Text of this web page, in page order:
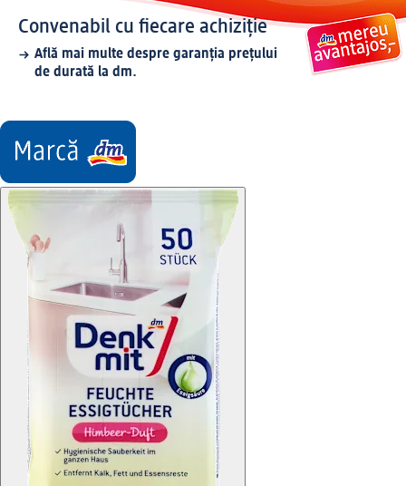
Convenabil cu fiecare achiziție
Află mai multe despre garanția prețului
de durată la dm.